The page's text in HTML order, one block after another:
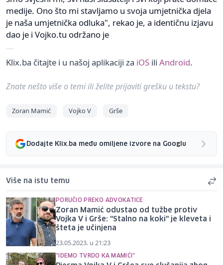
medije. Ono što mi stavljamo u svoja umjetnička djela
je naša umjetnička odluka", rekao je, a identičnu izjavu
dao je i Vojko.tu održano je
Klix.ba čitajte i u našoj aplikaciji za iOS ili Android.
Znate nešto više o temi ili želite prijaviti grešku u tekstu?
Zoran Mamić Vojko V Grše
Dodajte Klix.ba među omiljene izvore na Googlu
Više na istu temu
PORUČIO PREKO ADVOKATICE
Zoran Mamić odustao od tužbe protiv
Vojka V i Grše: "Stalno na koki" je kleveta i
šteta je učinjena
23.05.2023. u 21:23
"IDEMO TVRDO KA MAMIĆI"